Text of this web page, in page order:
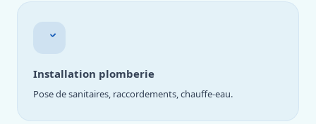
Installation plomberie
Pose de sanitaires, raccordements, chauffe-eau.